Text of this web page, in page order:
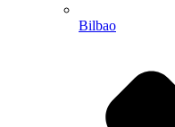
Bilbao